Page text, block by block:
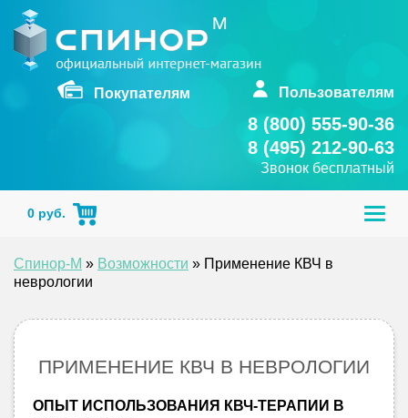
Skip
Покупателям Пользователям
8 (800) 555-90-36
8 (495) 212-90-63
Звонок бесплатный
0 руб.
Спинор-М » Возможности » Применение КВЧ в
неврологии
ПРИМЕНЕНИЕ КВЧ В НЕВРОЛОГИИ
ОПЫТ ИСПОЛЬЗОВАНИЯ КВЧ-ТЕРАПИИ В